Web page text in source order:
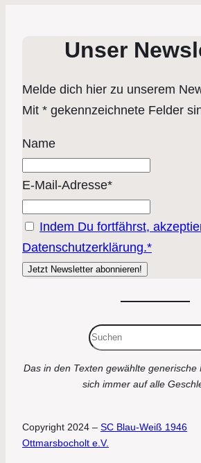
Unser
Melde dich hier zu unserem
Mit * gekennzeichnete Felder
Name
E-Mail-Adresse*
Indem Du fortfährst,
Datenschutzerklärung.*
Das in den Texten gewählte generische
sich immer auf alle
Copyright 2024 – SC Blau-Weiß 1946
Ottmarsbocholt e.V.